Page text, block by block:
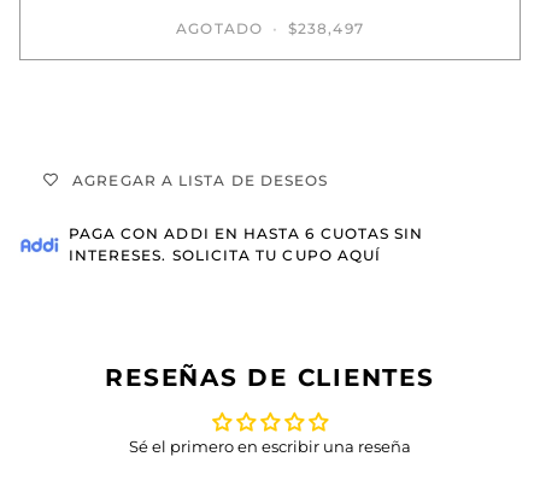
AGOTADO • $238,497
AGREGAR A LISTA DE DESEOS
PAGA CONADDI EN HASTA 6 CUOTAS SIN
INTERESES. SOLICITA TU CUPO AQUÍ
RESEÑAS DE CLIENTES
Sé el primero en escribir una reseña